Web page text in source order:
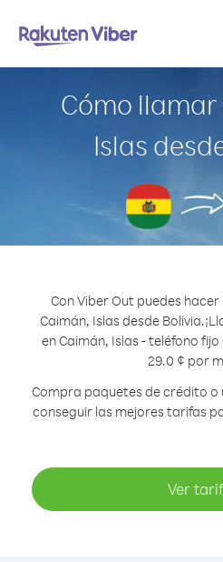
Cómo
Islas
Con Viber Out puedes
Caimán, Islas desde Bolivia.
en Caimán, Islas - teléfono
29.0 ¢ por
Compra paquetes de crédito o
conseguir las mejores tarifas
Ver